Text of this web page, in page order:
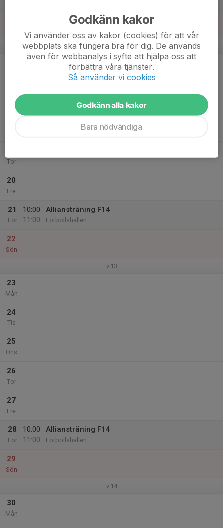
v.12
Tis
Tor
20
Fre
21
Lör
10:00
11:00
Alliansträning F14
Fotbollshallen
22
Sön
v.13
23
Mån
24
Tis
25
Ons
26
Tor
27
Fre
28
Lör
10:00
11:00
Alliansträning F14
Fotbollshallen
29
Sön
v.14
30
Mån
Godkänn kakor
Vi använder oss av kakor (cookies) för att vår
webbplats ska fungera bra för dig. De används
även för webbanalys i syfte att hjälpa oss att
förbättra våra tjänster.
Så använder vi cookies
Godkänn alla kakor
Bara nödvändiga